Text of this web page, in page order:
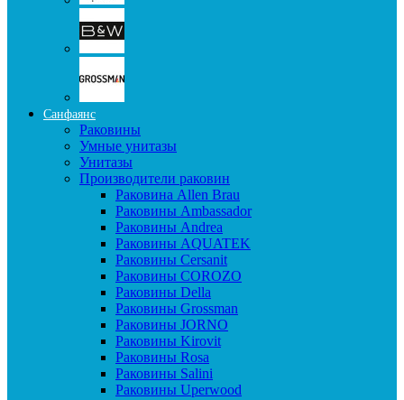
Санфаянс
Раковины
Умные унитазы
Унитазы
Производители раковин
Раковина Allen Brau
Раковины Ambassador
Раковины Andrea
Раковины AQUATEK
Раковины Cersanit
Раковины COROZO
Раковины Della
Раковины Grossman
Раковины JORNO
Раковины Kirovit
Раковины Rosa
Раковины Salini
Раковины Uperwood